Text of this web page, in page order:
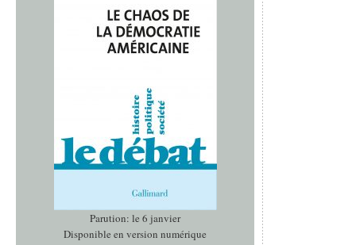
Parution: le 6 janvier
Disponible en version numérique